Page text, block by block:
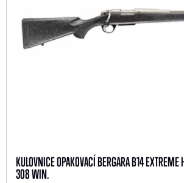
KULOVNICE OPAKOVACÍ BERGARA B14
308 WIN.